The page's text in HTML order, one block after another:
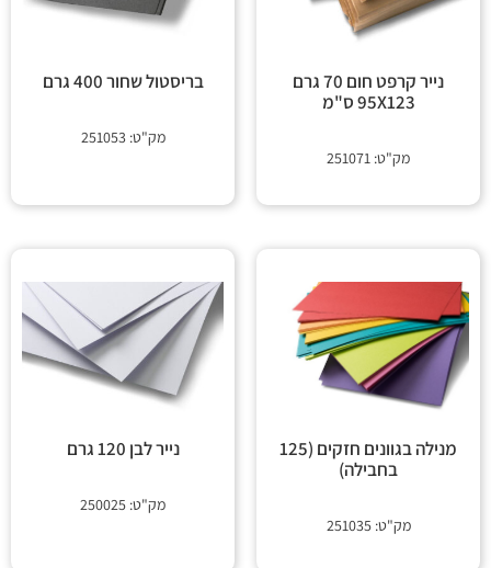
נייר קרפט חום 70 גרם
95X123 ס"מ
מק"ט: 251071
בריסטול שחור 400 גרם
מק"ט: 251053
מנילה בגוונים חזקים (125
בחבילה)
מק"ט: 251035
נייר לבן 120 גרם
מק"ט: 250025